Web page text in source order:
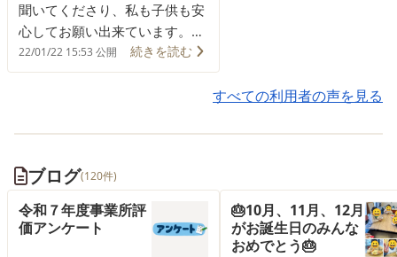
聞いてくださり、私も子供も安
心してお願い出来ています。た
だあまり目立たないので場所が
分かりにくいのです。最初は迷
22/01/22 15:53 公開 続きを読む
すべての利用者の声を見る
ブログ(120件)
令和７年度事業所評
価アンケート
🎂10月、11月、12月
がお誕生日のみんな
おめでとう🎂